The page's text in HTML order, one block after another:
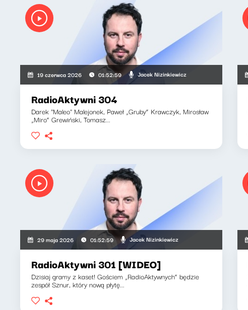
19 czerwca 2026 01:52:59 Jacek Nizinkiewicz
RadioAktywni 304
Darek "Maleo" Malejonek, Paweł „Gruby” Krawczyk, Mirosław
„Miro” Grewiński, Tomasz...
29 maja 2026 01:52:59 Jacek Nizinkiewicz
RadioAktywni 301 [WIDEO]
Dzisiaj gramy z kaset! Gościem „RadioAktywnych” będzie
zespół Sznur, który nową płytę...